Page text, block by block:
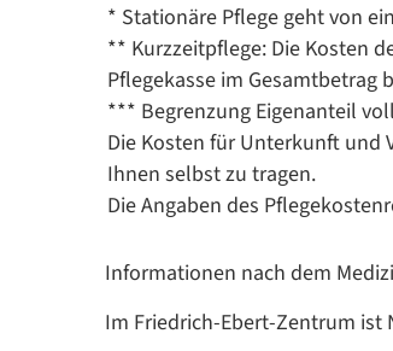
* Stationäre Pflege geht von
** Kurzzeitpflege: Die Kosten
Pflegekasse im Gesamtbetrag
*** Begrenzung Eigenanteil
Die Kosten für Unterkunft und
Ihnen selbst zu tragen.
Die Angaben des
Informationen nach dem
Im Friedrich-Ebert-Zentrum ist